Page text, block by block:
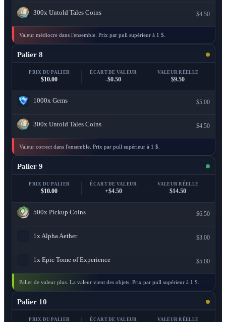
300x Untold Tales Coins $4.50
Valeur médiocre dans l'ensemble. Prix par pull supérieur à 1 $.
Palier 8
PRIX DU PALIER
$10.00
ÉCART DE VALEUR
-$0.50
VALEUR RÉELLE
$9.50
1000x Gems $5.00
300x Untold Tales Coins $4.50
Valeur correct dans l'ensemble. Prix par pull supérieur à 1 $.
Palier 9
PRIX DU PALIER
$10.00
ÉCART DE VALEUR
+$4.50
VALEUR RÉELLE
$14.50
500x Pickup Coins $6.50
1x Alpha Aether $3.00
1x Epic Tome of Experience $5.00
Palier de valeur plus. La valeur vient des objets. Prix par pull supérieur à 1 $.
Palier 10
PRIX DU PALIER ÉCART DE VALEUR VALEUR RÉELLE